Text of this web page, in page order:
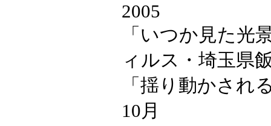
2005
「いつか見た光
ィルス・埼玉県
「揺り動かされ
10月